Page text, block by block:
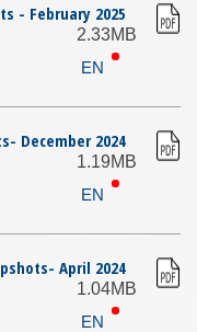
- February 2025
2.33MB
EN
December 2024
1.19MB
EN
April 2024
1.04MB
EN